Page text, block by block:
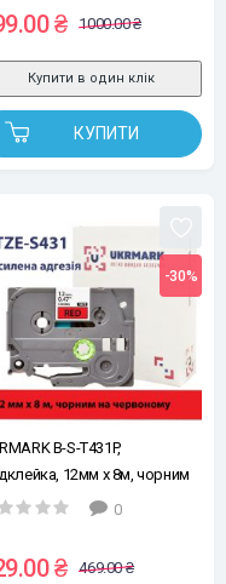
принтерів етикеток сумісна
HSe-641 (HSe641)
₴ 1000.00 ₴
КУПИТИ
Купити в один клік
-30%
B-S-T431P,
12мм х 8м, чорним
стрічка для
TZe-S431 (TZeS431)
0
₴ 469.00 ₴